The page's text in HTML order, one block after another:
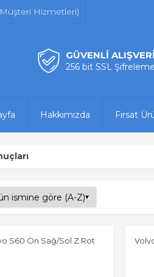
Hizmetleri)
GÜVENLİ
256 bit SSL Şifreleme
Hakkımızda Fırsat
S60 Ön Sağ/Sol Z Rot